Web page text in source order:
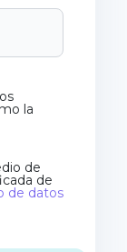
los
la
de
de
de datos